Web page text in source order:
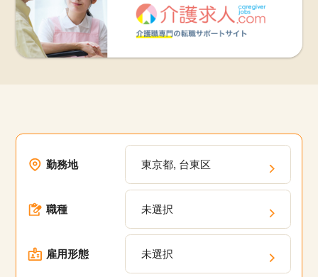
勤務地 東京都, 台東区
職種 未選択
雇用形態 未選択